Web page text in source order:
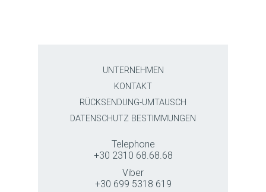
UNTERNEHMEN
KONTAKT
RÜCKSENDUNG-UMTAUSCH
DATENSCHUTZ BESTIMMUNGEN
Telephone
+30 2310 68.68.68
Viber
+30 699 5318 619